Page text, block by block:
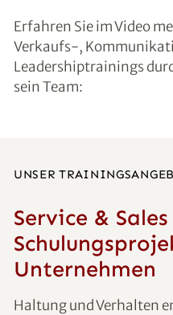
Erfahren Sie im Video
Verkaufs-,
Leadershiptrainings
sein Team:
UNSER
Service &
Unternehmen
Haltung und Verhalten